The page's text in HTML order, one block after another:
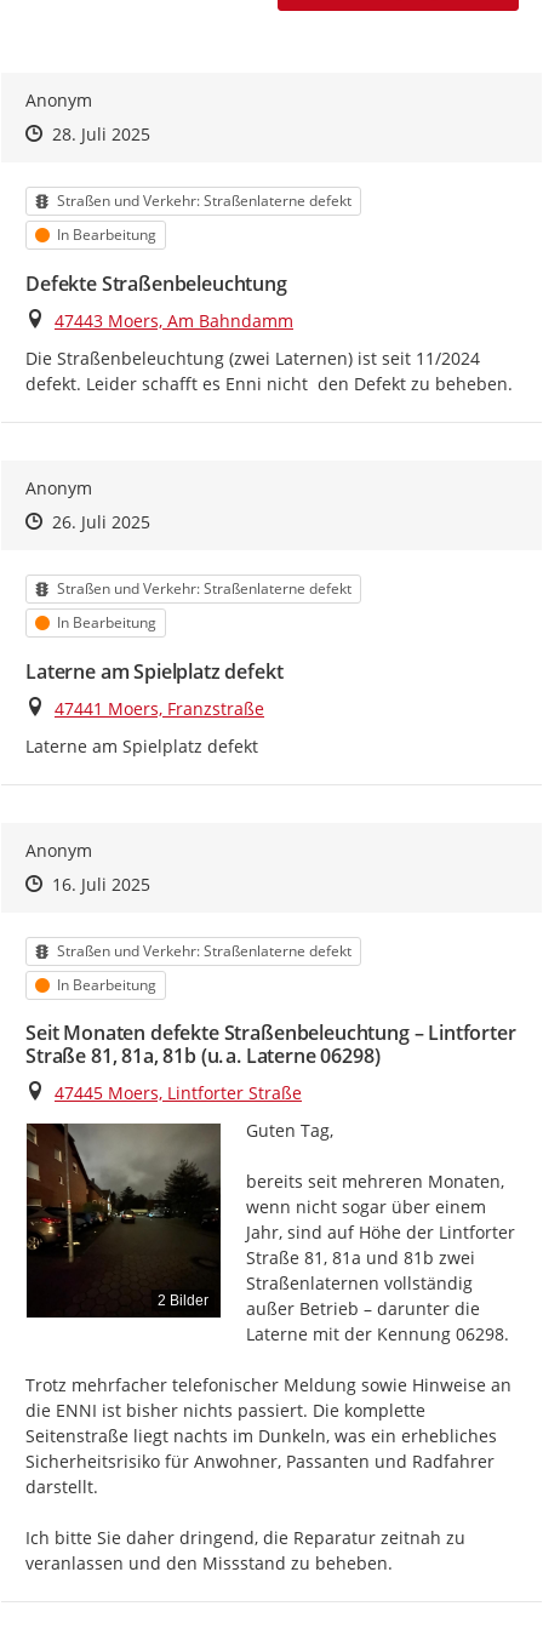
Anonym
Zeitpunkt des Erstellens
Zeitpunkt des Erstellens
28. Juli 2025Zur Äußerung
Kategorie
Straßen und Verkehr: Straßenlaterne defekt
Status
In Bearbeitung
Defekte Straßenbeleuchtung
Ort
47443 Moers, Am Bahndamm
Die Straßenbeleuchtung (zwei Laternen) ist seit 11/2024
defekt. Leider schafft es Enni nicht  den Defekt zu beheben.
Anonym
Zeitpunkt des Erstellens
Zeitpunkt des Erstellens
26. Juli 2025Zur Äußerung
Kategorie
Straßen und Verkehr: Straßenlaterne defekt
Status
In Bearbeitung
Laterne am Spielplatz defekt
Ort
47441 Moers, Franzstraße
Laterne am Spielplatz defekt
Anonym
Zeitpunkt des Erstellens
Zeitpunkt des Erstellens
16. Juli 2025Zur Äußerung
Kategorie
Straßen und Verkehr: Straßenlaterne defekt
Status
In Bearbeitung
Seit Monaten defekte Straßenbeleuchtung – Lintforter
Straße 81, 81a, 81b (u. a. Laterne 06298)
Ort
47445 Moers, Lintforter Straße
2 Bilder
Guten Tag,
bereits seit mehreren Monaten,
wenn nicht sogar über einem
Jahr, sind auf Höhe der Lintforter
Straße 81, 81a und 81b zwei
Straßenlaternen vollständig
außer Betrieb – darunter die
Laterne mit der Kennung 06298.
Trotz mehrfacher telefonischer Meldung sowie Hinweise an
die ENNI ist bisher nichts passiert. Die komplette
Seitenstraße liegt nachts im Dunkeln, was ein erhebliches
Sicherheitsrisiko für Anwohner, Passanten und Radfahrer
darstellt.
Ich bitte Sie daher dringend, die Reparatur zeitnah zu
veranlassen und den Missstand zu beheben.